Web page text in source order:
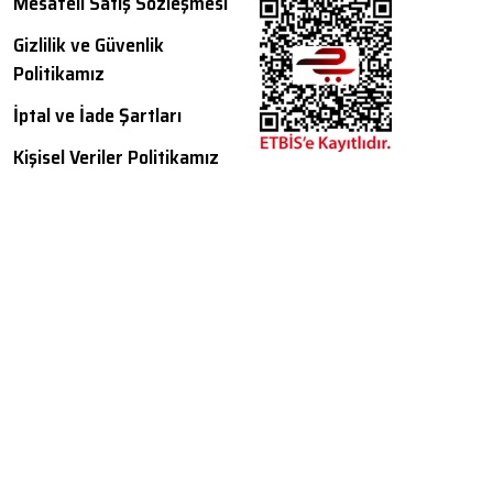
Gizlilik ve Güvenlik
Politikamız
İptal ve İade Şartları
Kişisel Veriler Politikamız